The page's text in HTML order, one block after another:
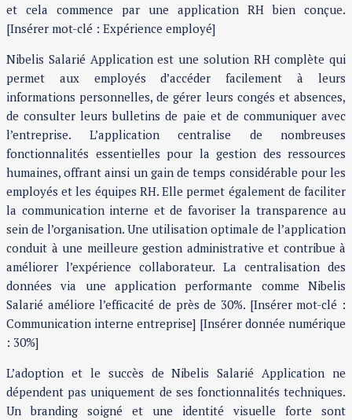
et cela commence par une application RH bien conçue.
[Insérer mot-clé : Expérience employé]
Nibelis Salarié Application est une solution RH complète qui
permet aux employés d’accéder facilement à leurs
informations personnelles, de gérer leurs congés et absences,
de consulter leurs bulletins de paie et de communiquer avec
l’entreprise. L’application centralise de nombreuses
fonctionnalités essentielles pour la gestion des ressources
humaines, offrant ainsi un gain de temps considérable pour les
employés et les équipes RH. Elle permet également de faciliter
la communication interne et de favoriser la transparence au
sein de l’organisation. Une utilisation optimale de l’application
conduit à une meilleure gestion administrative et contribue à
améliorer l’expérience collaborateur. La centralisation des
données via une application performante comme Nibelis
Salarié améliore l’efficacité de près de 30%. [Insérer mot-clé :
Communication interne entreprise] [Insérer donnée numérique
: 30%]
L’adoption et le succès de Nibelis Salarié Application ne
dépendent pas uniquement de ses fonctionnalités techniques.
Un branding soigné et une identité visuelle forte sont